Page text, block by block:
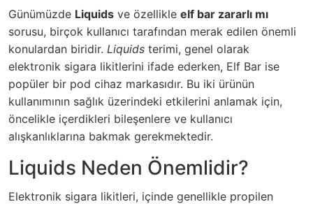
Günümüzde Liquids ve özellikle elf bar zararlı mı
sorusu, birçok kullanıcı tarafından merak edilen önemli
konulardan biridir. Liquids terimi, genel olarak
elektronik sigara likitlerini ifade ederken, Elf Bar ise
popüler bir pod cihaz markasıdır. Bu iki ürünün
kullanımının sağlık üzerindeki etkilerini anlamak için,
öncelikle içerdikleri bileşenlere ve kullanıcı
alışkanlıklarına bakmak gerekmektedir.
Liquids Neden Önemlidir?
Elektronik sigara likitleri, içinde genellikle propilen